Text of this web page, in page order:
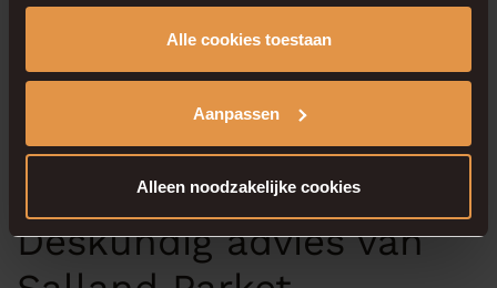
Alle cookies toestaan
Aanpassen
Alleen noodzakelijke cookies
en strepen kan veroorzaken.
Door zorgvuldig onderhoud blijft jouw PVC
vloer egaal, glanzend en mooi – jaar na jaar.
Deskundig advies van